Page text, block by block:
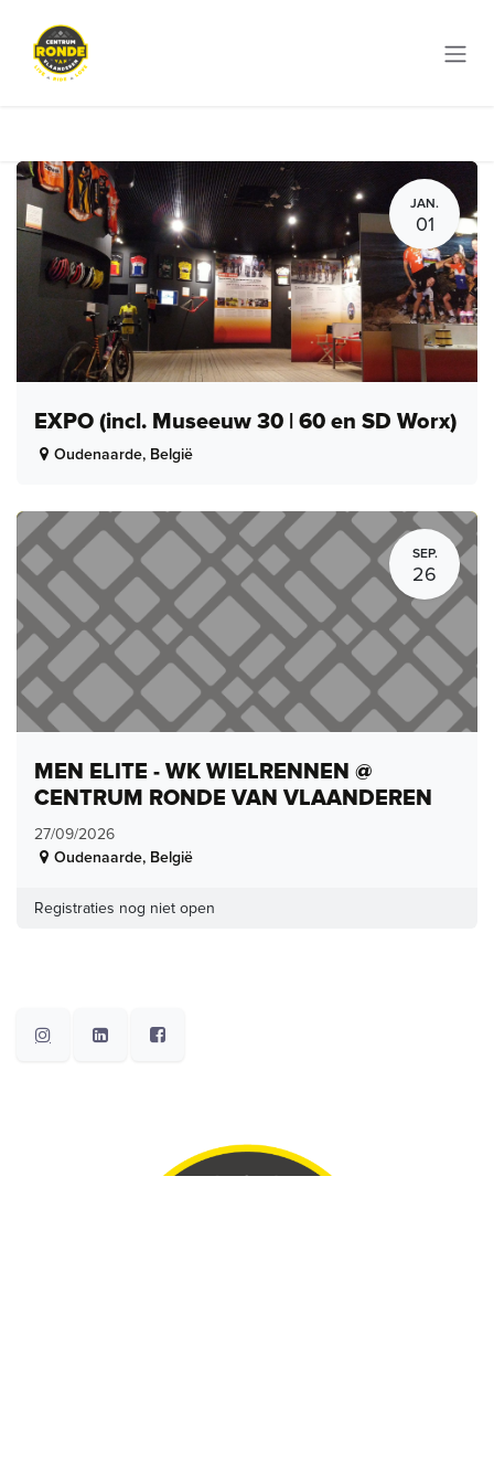
JAN.
01
EXPO (incl. Museeuw 30 | 60 en SD Worx)
Oudenaarde, België
SEP.
26
MEN ELITE - WK WIELRENNEN @
CENTRUM RONDE VAN VLAANDEREN
27/09/2026
Oudenaarde, België
Registraties nog niet open